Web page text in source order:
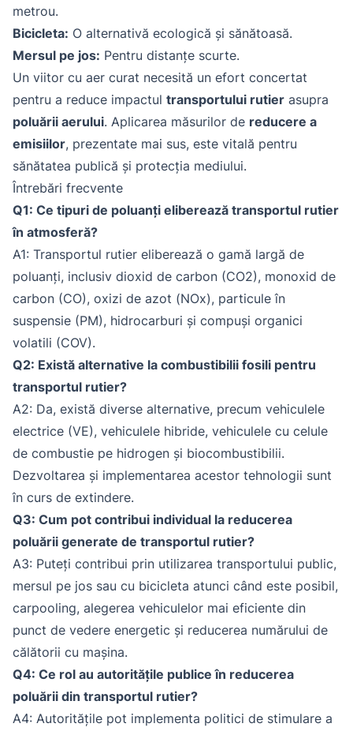
metrou.
Bicicleta: O alternativă ecologică și sănătoasă.
Mersul pe jos: Pentru distanțe scurte.
Un viitor cu aer curat necesită un efort concertat
pentru a reduce impactul transportului rutier asupra
poluării aerului. Aplicarea măsurilor de reducere a
emisiilor, prezentate mai sus, este vitală pentru
sănătatea publică și protecția mediului.
Întrebări frecvente
Q1: Ce tipuri de poluanți eliberează transportul rutier
în atmosferă?
A1: Transportul rutier eliberează o gamă largă de
poluanți, inclusiv dioxid de carbon (CO2), monoxid de
carbon (CO), oxizi de azot (NOx), particule în
suspensie (PM), hidrocarburi și compuși organici
volatili (COV).
Q2: Există alternative la combustibilii fosili pentru
transportul rutier?
A2: Da, există diverse alternative, precum vehiculele
electrice (VE), vehiculele hibride, vehiculele cu celule
de combustie pe hidrogen și biocombustibilii.
Dezvoltarea și implementarea acestor tehnologii sunt
în curs de extindere.
Q3: Cum pot contribui individual la reducerea
poluării generate de transportul rutier?
A3: Puteți contribui prin utilizarea transportului public,
mersul pe jos sau cu bicicleta atunci când este posibil,
carpooling, alegerea vehiculelor mai eficiente din
punct de vedere energetic și reducerea numărului de
călătorii cu mașina.
Q4: Ce rol au autoritățile publice în reducerea
poluării din transportul rutier?
A4: Autoritățile pot implementa politici de stimulare a